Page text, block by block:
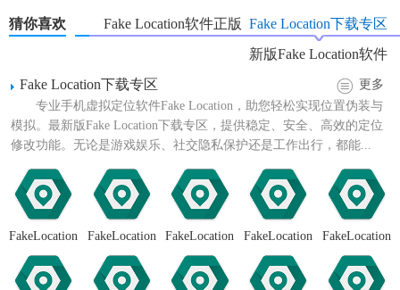
净版
猜你喜欢 Fake Location下载专区
Fake Location软件正版
新版Fake Location软件
Fake Location下载专区
更多
专业手机虚拟定位软件Fake Location，助您轻松实现位置伪装与
模拟。最新版Fake Location下载专区，提供稳定、安全、高效的定位
修改功能。无论是游戏娱乐、社交隐私保护还是工作出行，都能...
FakeLocation
安卓版
FakeLocation
定位软件
FakeLocation
官方正版
FakeLocation
虚拟位置
FakeLocation
中文版